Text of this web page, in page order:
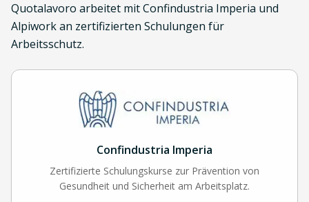
Quotalavoro arbeitet mit Confindustria Imperia und
Alpiwork an zertifizierten Schulungen für
Arbeitsschutz.
Confindustria Imperia
Zertifizierte Schulungskurse zur Prävention von
Gesundheit und Sicherheit am Arbeitsplatz.